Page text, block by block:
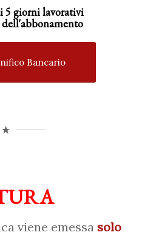
5 giorni lavorativi
Bancario
viene emessasolo